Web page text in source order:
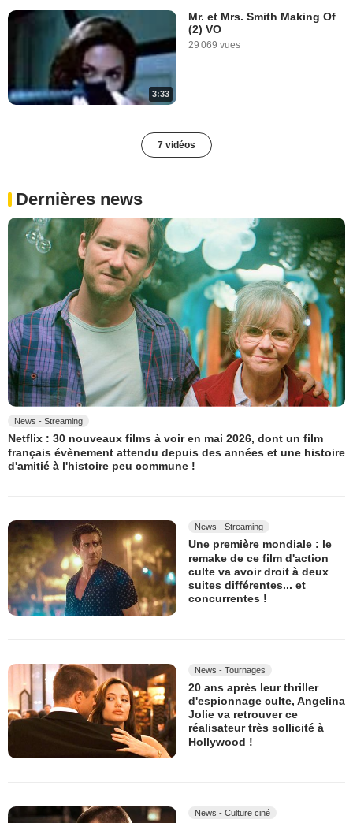
3:33
Mr. et Mrs. Smith Making Of
(2) VO
29 069 vues
7 vidéos
Dernières news
News - Streaming
Netflix : 30 nouveaux films à voir en mai 2026, dont un film
français évènement attendu depuis des années et une histoire
d'amitié à l'histoire peu commune !
News - Streaming
Une première mondiale : le
remake de ce film d'action
culte va avoir droit à deux
suites différentes... et
concurrentes !
News - Tournages
20 ans après leur thriller
d'espionnage culte, Angelina
Jolie va retrouver ce
réalisateur très sollicité à
Hollywood !
News - Culture ciné